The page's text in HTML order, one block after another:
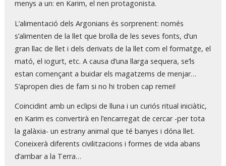
menys a un: en Karim, el nen protagonista.
L’alimentació dels Argonians és sorprenent: només
s’alimenten de la llet que brolla de les seves fonts, d’un
gran llac de llet i dels derivats de la llet com el formatge, el
mató, el iogurt, etc. A causa d’una llarga sequera, se’ls
estan començant a buidar els magatzems de menjar…
S’apropen dies de fam si no hi troben cap remei!
Coincidint amb un eclipsi de lluna i un curiós ritual iniciàtic,
en Karim es convertirà en l’encarregat de cercar -per tota
la galàxia- un estrany animal que té banyes i dóna llet.
Coneixerà diferents civilitzacions i formes de vida abans
d’arribar a la Terra…